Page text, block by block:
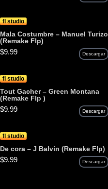
fl studio
Mala Costumbre – Manuel Turizo
(Remake Flp)
$9.99 Descargar
fl studio
Tout Gacher – Green Montana
(Remake Flp )
$9.99 Descargar
fl studio
De cora – J Balvin (Remake Flp)
$9.99 Descargar